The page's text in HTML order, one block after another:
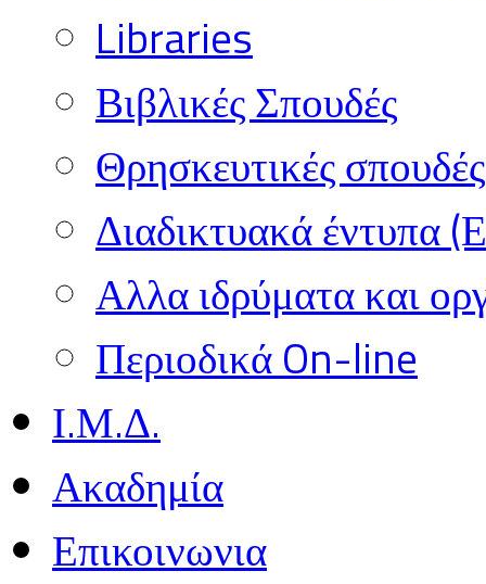
Libraries
Βιβλικές Σπουδές
Θρησκευτικές
Διαδικτυακά έντυπα
Αλλα ιδρύματα και
Περιοδικά On-line
Ι.Μ.Δ.
Ακαδημία
Επικοινωνια